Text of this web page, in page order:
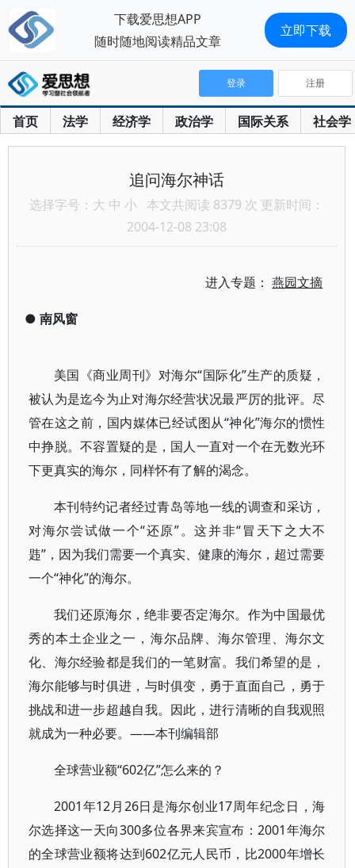
首页 法学 经济学 政治学 国际关系 社会学
登录 注册
追问海尔神话
选择字号： 大 中 小 本文共阅读 8379 次 更新时间：
2004-12-08 23:08
进入专题：燕园文摘
● 南风窗
美国《商业周刊》对海尔“国际化”生产的质疑，
被认为是迄今为止对海尔经营状况最严厉的批评。尽
管在这之前，国内媒体已经试图从“神化”海尔的惯性
中挣脱。不容置疑的是，国人一直对一个在无数光环
下更真实的海尔，同样怀有了解的渴念。
本刊特约记者经过青岛等地一线的调查和采访，
对海尔尝试做一个“还原”。这并非“冒天下之大不
韪”，因为我们需要一个真实、健康的海尔，超过需要
一个“神化”的海尔。
我们还原海尔，绝非要否定海尔。作为中国最优
秀的本土企业之一，海尔品牌、海尔管理、海尔文
化、海尔经验都是我们的一笔财富。我们希望的是，
海尔能够与时俱进，与时俱变，勇于直面自己，勇于
挑战和进一步超越自我。因此，进行清晰的自我观照
就成为一种必要。——本刊编辑部
全球营业额“602亿”怎么来的？
2001年12月26日是海尔创业17周年纪念日，海
尔选择这一天向300多位各界来宾宣布：2001年海尔
的全球营业额将达到602亿元人民币，比2000年增长
下载爱思想APP
随时随地阅读精品文章
立即下载